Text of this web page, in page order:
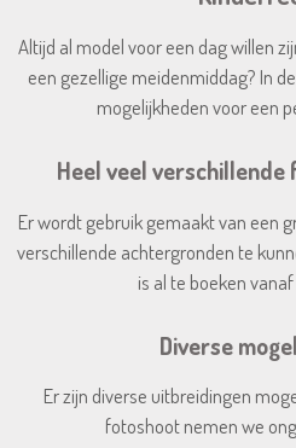
Altijd al model voor een dag willen
een gezellige meidenmiddag? In
mogelijkheden voor een
Heel veel
Er wordt gebruik gemaakt van een
verschillende achtergronden te
is al te boeken
Diverse
Er zijn diverse uitbreidingen
fotoshoot nemen we